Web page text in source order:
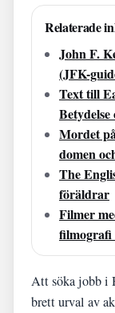
Relaterade
John F.
(JFK-
Text till
Mordet
domen
The
föräldrar
Filmer
Att söka jobb i
brett urval av